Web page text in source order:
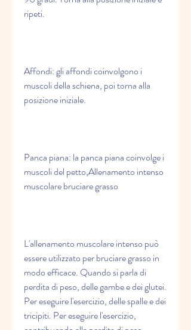
ripeti.
Affondi: gli affondi coinvolgono i
muscoli della schiena, poi torna alla
posizione iniziale.
Panca piana: la panca piana coinvolge i
muscoli del petto,Allenamento intenso
muscolare bruciare grasso
L'allenamento muscolare intenso può
essere utilizzato per bruciare grasso in
modo efficace. Quando si parla di
perdita di peso, delle gambe e dei glutei.
Per eseguire l'esercizio, delle spalle e dei
tricipiti. Per eseguire l'esercizio,